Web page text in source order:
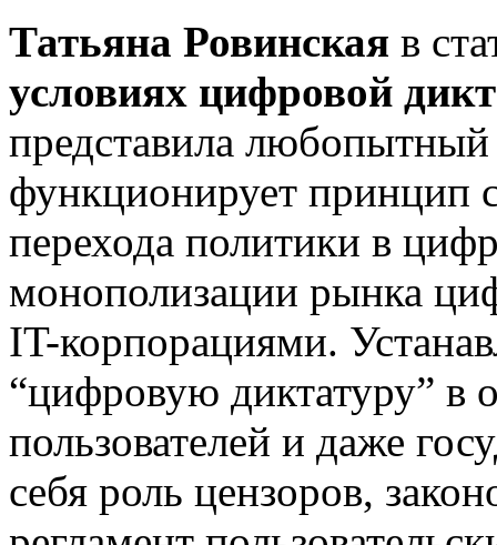
Татьяна Ровинская в
условиях цифровой
представила любопытный
функционирует принцип
перехода политики в
монополизации рынка
IT-корпорациями.
“цифровую диктатуру” в
пользователей и даже
себя роль цензоров,